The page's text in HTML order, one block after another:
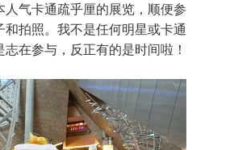
人气卡通疏乎厘的展览，顺便参
和拍照。我不是任何明星或卡通
志在参与，反正有的是时间啦！